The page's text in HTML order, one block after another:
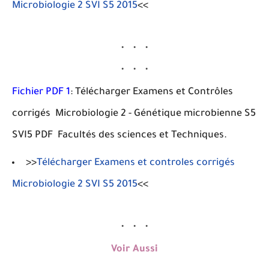
Microbiologie 2 SVI S5 2015<<
Fichier PDF 1: Télécharger Examens et Contrôles
corrigés Microbiologie 2 - Génétique microbienne S5
SVI5 PDF Facultés des sciences et Techniques.
>>Télécharger Examens et controles corrigés
Microbiologie 2 SVI S5 2015<<
Voir Aussi